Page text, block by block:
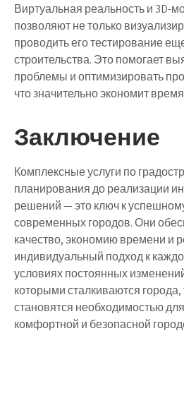
Виртуальная реальность и 3D-
позволяют не только
проводить его тестирование
строительства. Это помогает
проблемы и оптимизировать
что значительно экономит
Заключение
Комплексные услуги по
планирования до реализации
решений — это ключ к
современных городов. Они
качество, экономию времени и
индивидуальный подход к
условиях постоянных
которыми сталкиваются города,
становятся необходимостью
комфортной и безопасной